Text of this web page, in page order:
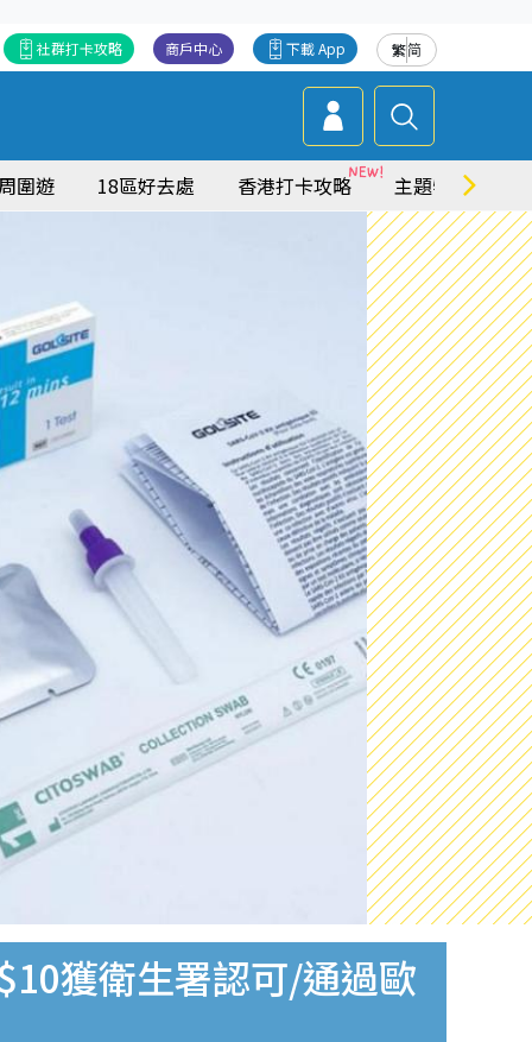
繁简
下載 App
商戶中心
社群打卡攻略
圍遊 18區好去處 香港打卡攻略 主題特集
獲衛生署認可/通過歐